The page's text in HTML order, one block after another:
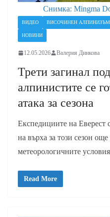
Снимка: Mingma
ВИДЕО ВИСОЧИНЕН АЛПИНИЗЪМ
НОВИНИ
12.05.2026 Валерия Динкова
Трети загинал
алпинистите се
атака за сезона
Експедициите на Еверест
на върха за този сезон още
метеорологичните
Read More